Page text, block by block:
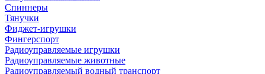
Спиннеры
Тянучки
Фиджет-игрушки
Фингерспорт
Радиоуправляемые игрушки
Радиоуправляемые животные
Радиоуправляемый водный транспорт